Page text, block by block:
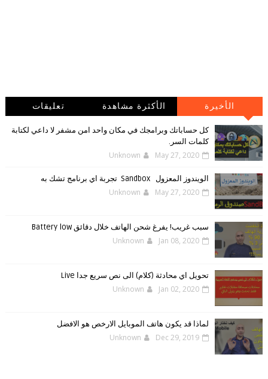
الأخيرة الأكثرة مشاهدة تعليقات
كل حساباتك وبرامجك في مكان واحد امن مشفر لا داعي لكتابة
كلمات السر.
Unknown May 27, 2020
الويندوز ‏المعزول ‏Sandbox ‎ ‎ ‏ ‏تجربة ‏اي ‏برنامج ‏تشك ‏به
Unknown May 27, 2020
سبب غريب! يفرغ شحن الهاتف خلال دقائق Battery low
Unknown Jan 08, 2020
تحويل اي محادثة (كلام) الى نص سريع جدا Live
Unknown Jan 02, 2020
لماذا قد يكون هاتف الموبايل الارخص هو الافضل
Unknown Dec 29, 2019